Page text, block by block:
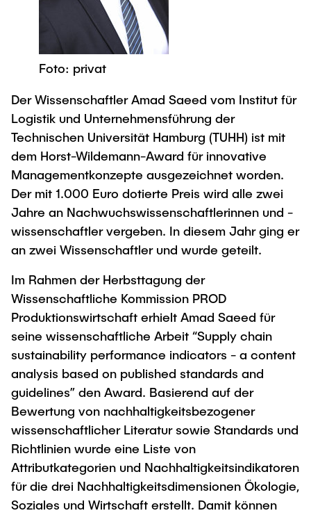
Pressemitteilungen
Flyer und Broschüren
Veranstaltungen
Merchandise-Shop
Arbeiten an der TU Hamburg
Stellenausschreibungen
Berufsausbildung und Praktika
Berufungen
Neue Mitarbeitende
Intern
Beratung und Kontakt
Neu an der TUHH
Rund ums Studium
AI in Education
Für Absolventinnen und Absolventen
Alumni
Berufseinstieg - Career Center
Graduiertenakademie
Promotion und Habilitation
Wissenschaftliche Weiterbildung
Lehre und Lernen
Best Practices Lehre
Hochschuldidaktik - ZLL
LearnING Center
Lehre im europäischen Verbund (ECIU)
WorkINGLab / Makerspace
UNU HUB "Engineering to Face Climate
Change"
Forschungsförderung
Early Career Researchers
Gute Wissenschaftliche Praxis
Future Lectures
Team
Neues aus der Forschung &
Transfer
Interdisziplinärer Workshop des FSP
„Biobasierte Prozesse und
Reaktortechnologien“
Studiengänge
Forschung und Institute
Technologie und Innovation in der Bildung
News
Studiengänge
Forschung und Institute
Management-Wissenschaften und Technologie
Studiengänge
Forschung und Institute
Maschinenbau
Studiengänge
Forschung und Institute
Studienbereich FIT
Institute im Überblick
Austauschstudium
Intercultural Hub
(Gast)Wissenschaftler*innen
Partnerships and Strategy
Partnerhochschulen Studierendenaustausch
Eine Partnerschaft vereinbaren
Strategie
ECIU University
Contacts & International Team
Foto: privat
Der Wissenschaftler Amad Saeed vom Institut für
Logistik und Unternehmensführung der
Technischen Universität Hamburg (TUHH) ist mit
dem Horst-Wildemann-Award für innovative
Managementkonzepte ausgezeichnet worden.
Der mit 1.000 Euro dotierte Preis wird alle zwei
Jahre an Nachwuchswissenschaftlerinnen und -
wissenschaftler vergeben. In diesem Jahr ging er
an zwei Wissenschaftler und wurde geteilt.
Im Rahmen der Herbsttagung der
Wissenschaftliche Kommission PROD
Produktionswirtschaft erhielt Amad Saeed für
seine wissenschaftliche Arbeit “Supply chain
sustainability performance indicators - a content
analysis based on published standards and
guidelines” den Award. Basierend auf der
Bewertung von nachhaltigkeitsbezogener
wissenschaftlicher Literatur sowie Standards und
Richtlinien wurde eine Liste von
Attributkategorien und Nachhaltigkeitsindikatoren
für die drei Nachhaltigkeitsdimensionen Ökologie,
Soziales und Wirtschaft erstellt. Damit können